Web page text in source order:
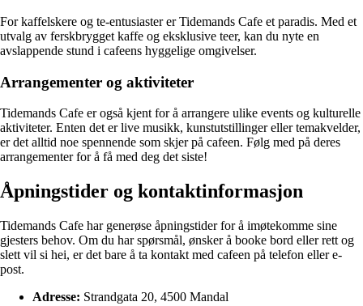
For kaffelskere og te-entusiaster er Tidemands Cafe et paradis. Med et
utvalg av ferskbrygget kaffe og eksklusive teer, kan du nyte en
avslappende stund i cafeens hyggelige omgivelser.
Arrangementer og aktiviteter
Tidemands Cafe er også kjent for å arrangere ulike events og kulturelle
aktiviteter. Enten det er live musikk, kunstutstillinger eller temakvelder,
er det alltid noe spennende som skjer på cafeen. Følg med på deres
arrangementer for å få med deg det siste!
Åpningstider og kontaktinformasjon
Tidemands Cafe har generøse åpningstider for å imøtekomme sine
gjesters behov. Om du har spørsmål, ønsker å booke bord eller rett og
slett vil si hei, er det bare å ta kontakt med cafeen på telefon eller e-
post.
Adresse: Strandgata 20, 4500 Mandal